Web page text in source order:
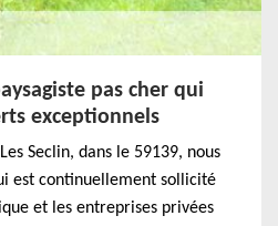
pas cher qui
exceptionnels
Seclin, dans le 59139, nous
est continuellement sollicité
et les entreprises privées